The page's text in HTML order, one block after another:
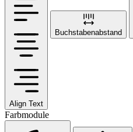
Align Text
Buchstabenabstand
Farbmodule